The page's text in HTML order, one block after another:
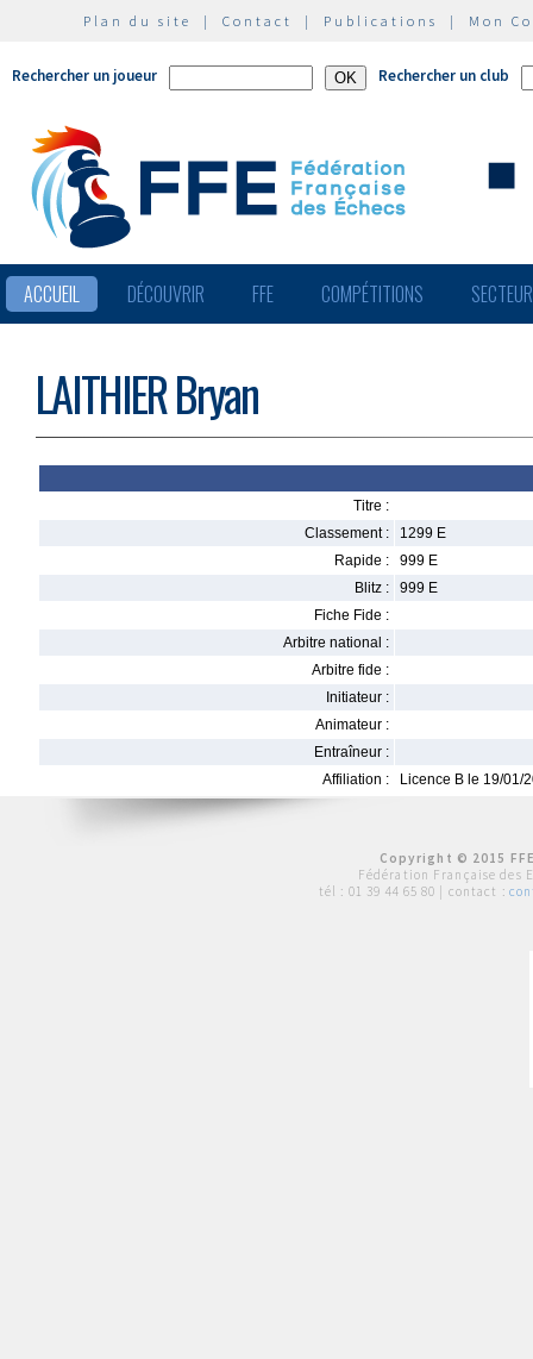
Plan du site | Contact | Publications | Mon
Rechercher un joueur Rechercher un club
ACCUEIL DÉCOUVRIR FFE COMPÉTITIONS
LAITHIER Bryan
Titre :
Classement :
1299 E
Rapide :
999 E
Blitz :
999 E
Fiche Fide :
Arbitre national :
Arbitre fide :
Initiateur :
Animateur :
Entraîneur :
Affiliation :
Licence B le 19/01/
Copyright © 2015
Fédération Française des
tél : 01 39 44 65 80 | contact :